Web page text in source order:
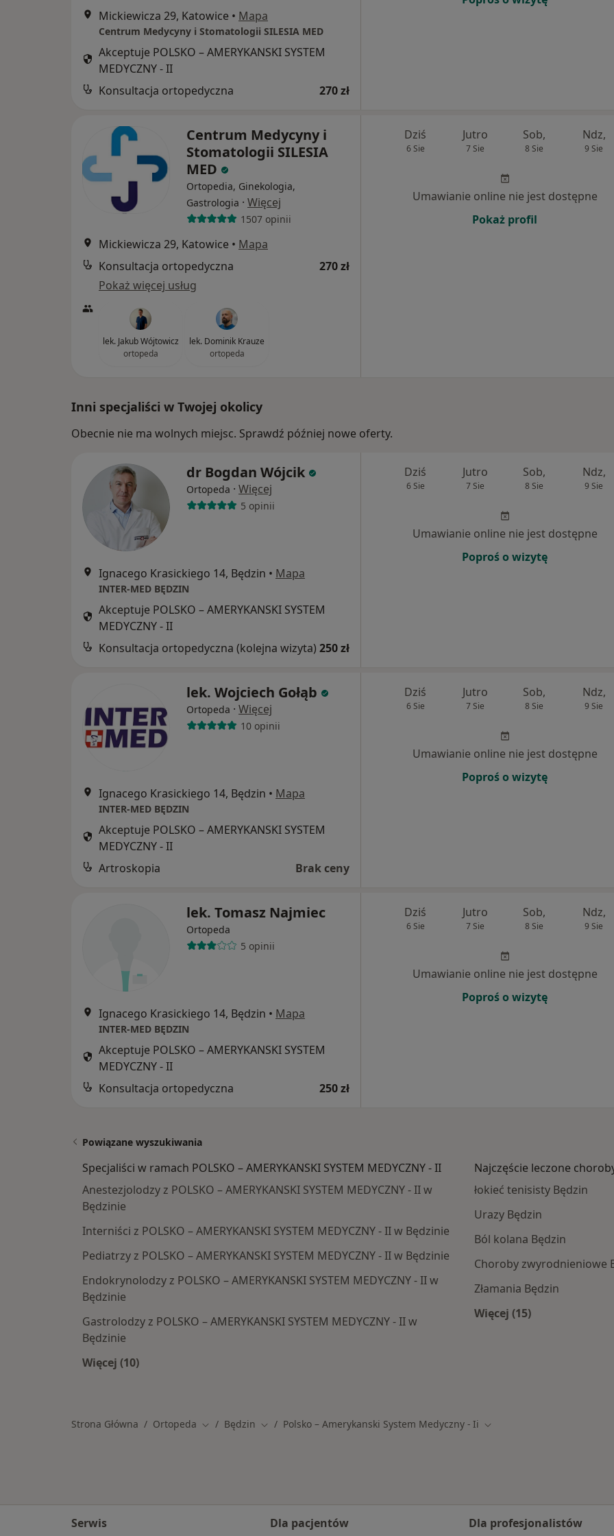
Mickiewicza 29, Katowice • Mapa
Centrum Medycyny i Stomatologii SILESIA MED
Akceptuje POLSKO – AMERYKANSKI SYSTEM
MEDYCZNY - II
Konsultacja ortopedyczna
270 zł
Centrum Medycyny i
Stomatologii SILESIA
MED
Ortopedia, Ginekologia,
Gastrologia · Więcej
1507 opinii
Mickiewicza 29, Katowice • Mapa
Konsultacja ortopedyczna
270 zł
Pokaż więcej usług
lek. Jakub Wójtowicz
ortopeda
lek. Dominik Krauze
ortopeda
Dziś
6 Sie
Jutro
7 Sie
Sob,
8 Sie
Ndz,
9 Sie
Umawianie online nie jest dostępne
Pokaż profil
Inni specjaliści w Twojej okolicy
Obecnie nie ma wolnych miejsc. Sprawdź później nowe oferty.
dr Bogdan Wójcik
Ortopeda · Więcej
5 opinii
Ignacego Krasickiego 14, Będzin • Mapa
INTER-MED BĘDZIN
Akceptuje POLSKO – AMERYKANSKI SYSTEM
MEDYCZNY - II
Konsultacja ortopedyczna (kolejna wizyta) 250 zł
Dziś
6 Sie
Jutro
7 Sie
Sob,
8 Sie
Ndz,
9 Sie
Umawianie online nie jest dostępne
Poproś o wizytę
lek. Wojciech Gołąb
Ortopeda · Więcej
10 opinii
Ignacego Krasickiego 14, Będzin • Mapa
INTER-MED BĘDZIN
Akceptuje POLSKO – AMERYKANSKI SYSTEM
MEDYCZNY - II
Artroskopia
Brak ceny
Dziś
6 Sie
Jutro
7 Sie
Sob,
8 Sie
Ndz,
9 Sie
Umawianie online nie jest dostępne
Poproś o wizytę
lek. Tomasz Najmiec
Ortopeda
5 opinii
Ignacego Krasickiego 14, Będzin • Mapa
INTER-MED BĘDZIN
Akceptuje POLSKO – AMERYKANSKI SYSTEM
MEDYCZNY - II
Konsultacja ortopedyczna
250 zł
Dziś
6 Sie
Jutro
7 Sie
Sob,
8 Sie
Ndz,
9 Sie
Umawianie online nie jest dostępne
Poproś o wizytę
Powiązane wyszukiwania
Specjaliści w ramach POLSKO – AMERYKANSKI SYSTEM MEDYCZNY - II
Anestezjolodzy z POLSKO – AMERYKANSKI SYSTEM MEDYCZNY - II w
Będzinie
Interniści z POLSKO – AMERYKANSKI SYSTEM MEDYCZNY - II w Będzinie
Pediatrzy z POLSKO – AMERYKANSKI SYSTEM MEDYCZNY - II w Będzinie
Endokrynolodzy z POLSKO – AMERYKANSKI SYSTEM MEDYCZNY - II w
Będzinie
Gastrolodzy z POLSKO – AMERYKANSKI SYSTEM MEDYCZNY - II w
Będzinie
Więcej (10)
Najczęście leczone
łokieć tenisisty Będzin
Urazy Będzin
Ból kolana Będzin
Choroby zwyrodnieniowe
Złamania Będzin
Więcej (15)
Strona Główna Ortopeda Zmień miasto
Będzin Zmień miasto
Polsko – Amerykanski System Medyczny - Ii Zmień miasto
Serwis
Dla pacjentów
Dla profesjonalistów